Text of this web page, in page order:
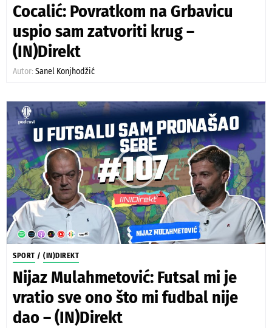
Cocalić: Povratkom na Grbavicu
uspio sam zatvoriti krug –
(IN)Direkt
Autor: Sanel Konjhodžić
SPORT / (IN)DIREKT
Nijaz Mulahmetović: Futsal mi je
vratio sve ono što mi fudbal nije
dao – (IN)Direkt